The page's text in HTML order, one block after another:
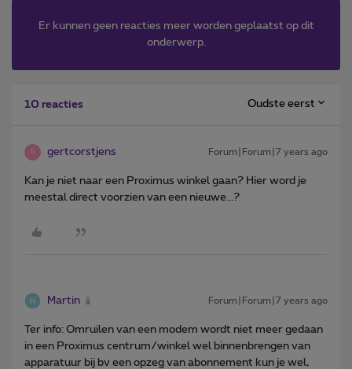
Er kunnen geen reacties meer worden geplaatst op dit
onderwerp.
10 reacties Oudste eerst
G gertcorstjens Forum|Forum|7 years ago
Kan je niet naar een Proximus winkel gaan? Hier word je
meestal direct voorzien van een nieuwe...?
Martin Forum|Forum|7 years ago
Ter info: Omruilen van een modem wordt niet meer gedaan
in een Proximus centrum/winkel wel binnenbrengen van
apparatuur bij bv een opzeg van abonnement kun je wel,